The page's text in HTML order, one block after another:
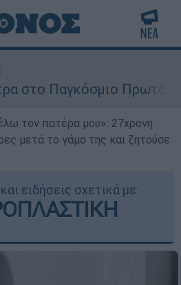
Πρωτάθλημα Στίβου
τον πατέρα μου»: 27χρονη
μετά το γάμο της και ζητούσε
ειδήσεις σχετικά με: